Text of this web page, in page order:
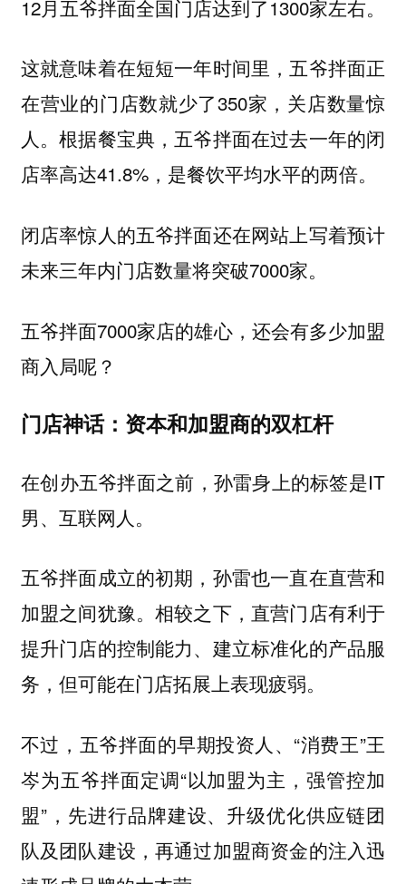
12月五爷拌面全国门店达到了1300家左右。
这就意味着在短短一年时间里，五爷拌面正
在营业的门店数就少了350家，关店数量惊
人。根据餐宝典，五爷拌面在过去一年的闭
店率高达41.8%，是餐饮平均水平的两倍。
闭店率惊人的五爷拌面还在网站上写着预计
未来三年内门店数量将突破7000家。
五爷拌面7000家店的雄心，还会有多少加盟
商入局呢？
门店神话：资本和加盟商的双杠杆
在创办五爷拌面之前，孙雷身上的标签是IT
男、互联网人。
五爷拌面成立的初期，孙雷也一直在直营和
加盟之间犹豫。相较之下，直营门店有利于
提升门店的控制能力、建立标准化的产品服
务，但可能在门店拓展上表现疲弱。
不过，五爷拌面的早期投资人、“消费王”王
岑为五爷拌面定调“以加盟为主，强管控加
盟”，先进行品牌建设、升级优化供应链团
队及团队建设，再通过加盟商资金的注入迅